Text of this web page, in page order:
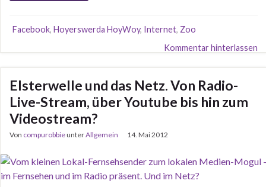
Facebook, Hoyerswerda HoyWoy, Internet, Zoo
Kommentar hinterlassen
Elsterwelle und das Netz. Von Radio-
Live-Stream, über Youtube bis hin zum
Videostream?
Von compurobbieunterAllgemein 14. Mai 2012